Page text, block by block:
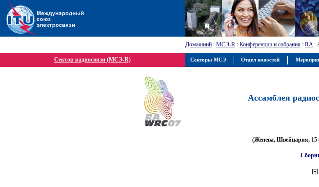
Домашний : МСЭ-R : Конференции и собрания : RA:
Сектор радиосвязи (МСЭ-R)
Ассамблея
(Женева, Швейцария, 15
Секторы МСЭ Отдел новостей